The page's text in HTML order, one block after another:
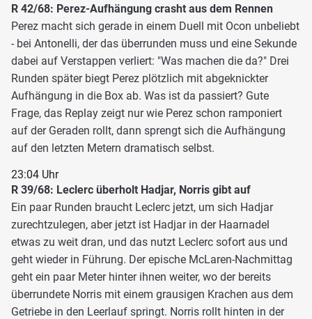
R 42/68: Perez-Aufhängung crasht aus dem Rennen
Perez macht sich gerade in einem Duell mit Ocon unbeliebt
- bei Antonelli, der das überrunden muss und eine Sekunde
dabei auf Verstappen verliert: "Was machen die da?" Drei
Runden später biegt Perez plötzlich mit abgeknickter
Aufhängung in die Box ab. Was ist da passiert? Gute
Frage, das Replay zeigt nur wie Perez schon ramponiert
auf der Geraden rollt, dann sprengt sich die Aufhängung
auf den letzten Metern dramatisch selbst.
23:04 Uhr
R 39/68: Leclerc überholt Hadjar, Norris gibt auf
Ein paar Runden braucht Leclerc jetzt, um sich Hadjar
zurechtzulegen, aber jetzt ist Hadjar in der Haarnadel
etwas zu weit dran, und das nutzt Leclerc sofort aus und
geht wieder in Führung. Der epische McLaren-Nachmittag
geht ein paar Meter hinter ihnen weiter, wo der bereits
überrundete Norris mit einem grausigen Krachen aus dem
Getriebe in den Leerlauf springt. Norris rollt hinten in der